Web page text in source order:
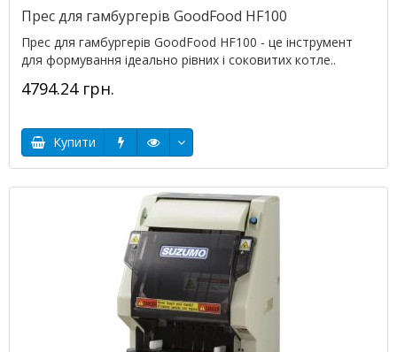
Прес для гамбургерів GoodFood HF100
Прес для гамбургерів GoodFood HF100 - це інструмент
для формування ідеально рівних і соковитих котле..
4794.24 грн.
Купити